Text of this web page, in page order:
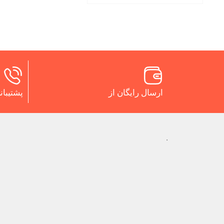
ارسال رایگان از پشتیبانی 24
.